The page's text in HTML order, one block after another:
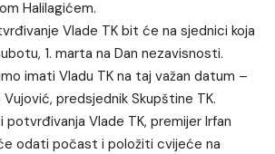
Halilagićem.
Vlade TK bit će na sjednici koja
1. marta na Dan nezavisnosti.
imati Vladu TK na taj važan datum –
Vujović, predsjednik Skupštine TK.
potvrđivanja Vlade TK, premijer Irfan
odati počast i položiti cvijeće na